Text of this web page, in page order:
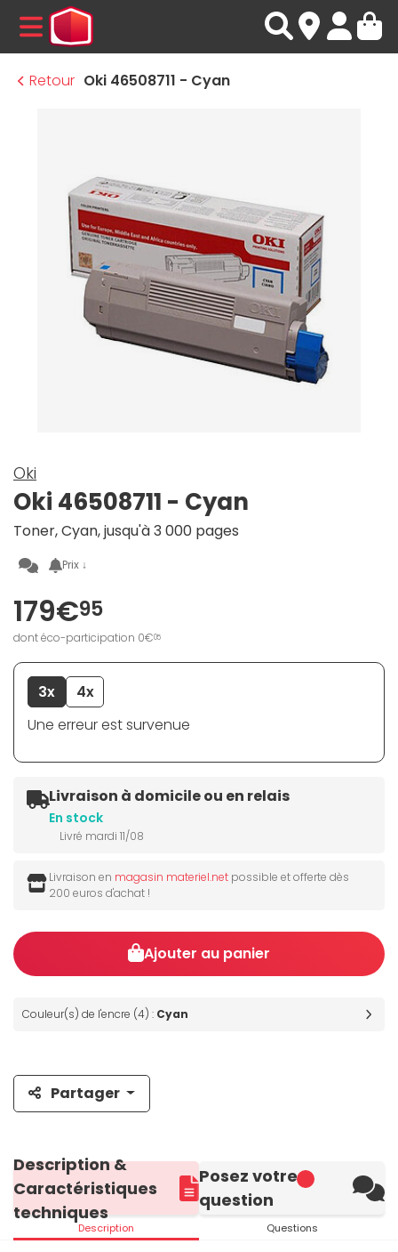
MENU
Retour Oki 46508711 - Cyan
Oki
Oki 46508711 - Cyan
Toner, Cyan, jusqu'à 3 000 pages
Prix ↓
179€95
dont éco-participation 0€05
3x
4x
Une erreur est survenue
Livraison à domicile ou en relais
En stock
Livré mardi 11/08
Livraison en magasin materiel.net possible et offerte dès
200 euros d'achat !
Ajouter au panier
Couleur(s) de l'encre (4) : Cyan
Partager
Description &
Caractéristiques
techniques
Description
Posez votre
question
Questions